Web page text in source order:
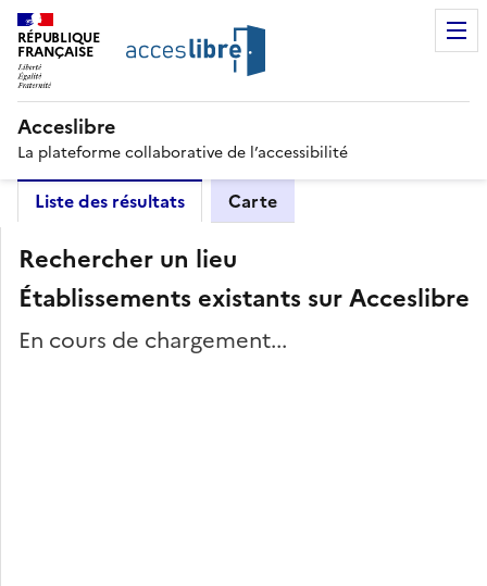
RÉPUBLIQUE
FRANÇAISE
Acceslibre
La plateforme collaborative de l’accessibilité
Liste des résultats Carte
Rechercher un lieu
Établissements existants sur Acceslibre
En cours de chargement...